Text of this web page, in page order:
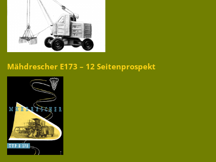
Mähdrescher E173 – 12 Seitenprospekt